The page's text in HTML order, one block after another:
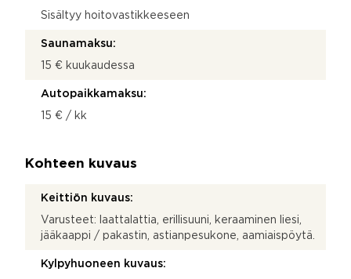
Sisältyy hoitovastikkeeseen
Saunamaksu:
15 € kuukaudessa
Autopaikkamaksu:
15 € / kk
Kohteen kuvaus
Keittiön kuvaus:
Varusteet: laattalattia, erillisuuni, keraaminen liesi,
jääkaappi / pakastin, astianpesukone, aamiaispöytä.
Kylpyhuoneen kuvaus: